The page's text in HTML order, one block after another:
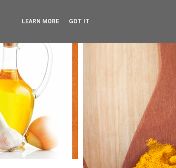
LEARN MORE GOT IT